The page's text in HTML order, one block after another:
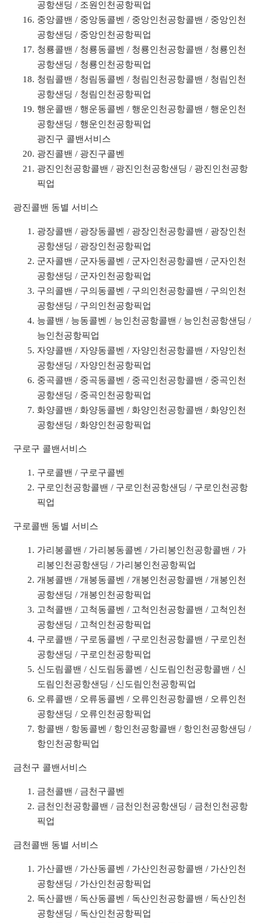
공항샌딩 / 조원인천공항픽업
중앙콜밴 / 중앙동콜벤 / 중앙인천공항콜밴 / 중앙인천
공항샌딩 / 중앙인천공항픽업
청룡콜밴 / 청룡동콜벤 / 청룡인천공항콜밴 / 청룡인천
공항샌딩 / 청룡인천공항픽업
청림콜밴 / 청림동콜벤 / 청림인천공항콜밴 / 청림인천
공항샌딩 / 청림인천공항픽업
행운콜밴 / 행운동콜벤 / 행운인천공항콜밴 / 행운인천
공항샌딩 / 행운인천공항픽업
광진구 콜밴서비스
광진콜밴 / 광진구콜벤
광진인천공항콜밴 / 광진인천공항샌딩 / 광진인천공항
픽업
광진콜밴 동별 서비스
광장콜밴 / 광장동콜벤 / 광장인천공항콜밴 / 광장인천
공항샌딩 / 광장인천공항픽업
군자콜밴 / 군자동콜벤 / 군자인천공항콜밴 / 군자인천
공항샌딩 / 군자인천공항픽업
구의콜밴 / 구의동콜벤 / 구의인천공항콜밴 / 구의인천
공항샌딩 / 구의인천공항픽업
능콜밴 / 능동콜벤 / 능인천공항콜밴 / 능인천공항샌딩 /
능인천공항픽업
자양콜밴 / 자양동콜벤 / 자양인천공항콜밴 / 자양인천
공항샌딩 / 자양인천공항픽업
중곡콜밴 / 중곡동콜벤 / 중곡인천공항콜밴 / 중곡인천
공항샌딩 / 중곡인천공항픽업
화양콜밴 / 화양동콜벤 / 화양인천공항콜밴 / 화양인천
공항샌딩 / 화양인천공항픽업
구로구 콜밴서비스
구로콜밴 / 구로구콜벤
구로인천공항콜밴 / 구로인천공항샌딩 / 구로인천공항
픽업
구로콜밴 동별 서비스
가리봉콜밴 / 가리봉동콜벤 / 가리봉인천공항콜밴 / 가
리봉인천공항샌딩 / 가리봉인천공항픽업
개봉콜밴 / 개봉동콜벤 / 개봉인천공항콜밴 / 개봉인천
공항샌딩 / 개봉인천공항픽업
고척콜밴 / 고척동콜벤 / 고척인천공항콜밴 / 고척인천
공항샌딩 / 고척인천공항픽업
구로콜밴 / 구로동콜벤 / 구로인천공항콜밴 / 구로인천
공항샌딩 / 구로인천공항픽업
신도림콜밴 / 신도림동콜벤 / 신도림인천공항콜밴 / 신
도림인천공항샌딩 / 신도림인천공항픽업
오류콜밴 / 오류동콜벤 / 오류인천공항콜밴 / 오류인천
공항샌딩 / 오류인천공항픽업
항콜밴 / 항동콜벤 / 항인천공항콜밴 / 항인천공항샌딩 /
항인천공항픽업
금천구 콜밴서비스
금천콜밴 / 금천구콜벤
금천인천공항콜밴 / 금천인천공항샌딩 / 금천인천공항
픽업
금천콜밴 동별 서비스
가산콜밴 / 가산동콜벤 / 가산인천공항콜밴 / 가산인천
공항샌딩 / 가산인천공항픽업
독산콜밴 / 독산동콜벤 / 독산인천공항콜밴 / 독산인천
공항샌딩 / 독산인천공항픽업